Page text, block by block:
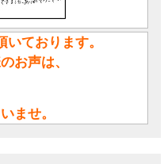
ております。
お声は、
ませ。